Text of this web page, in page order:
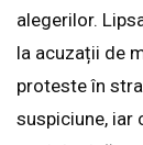
alegerilor.
la acuzații de
proteste în
suspiciune, iar